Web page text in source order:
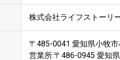
株式会社ライフストーリ
〒485-0041 愛知県小牧
営業所:〒486-0945 愛知